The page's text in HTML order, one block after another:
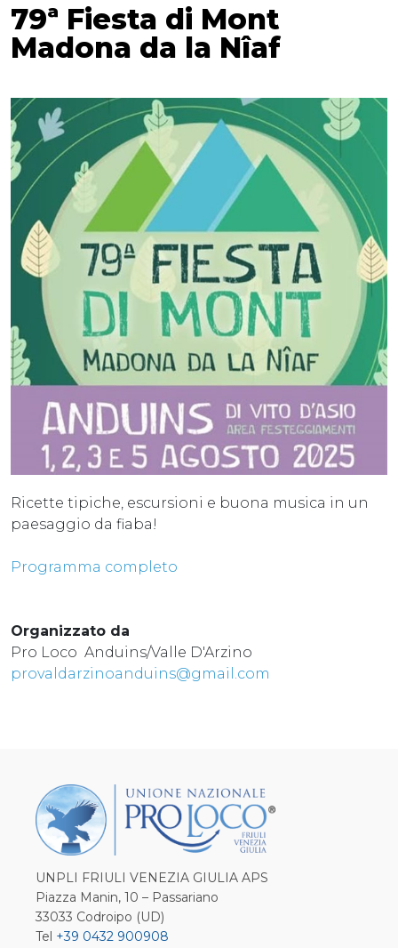
79ª Fiesta di Mont
Madona da la Nîaf
Ricette tipiche, escursioni e buona musica in un
paesaggio da fiaba!
Programma completo
Organizzato da
Pro Loco Anduins/Valle D'Arzino
provaldarzinoanduins@gmail.com
UNPLI FRIULI VENEZIA GIULIA APS
Piazza Manin, 10 – Passariano
33033 Codroipo (UD)
Tel +39 0432 900908